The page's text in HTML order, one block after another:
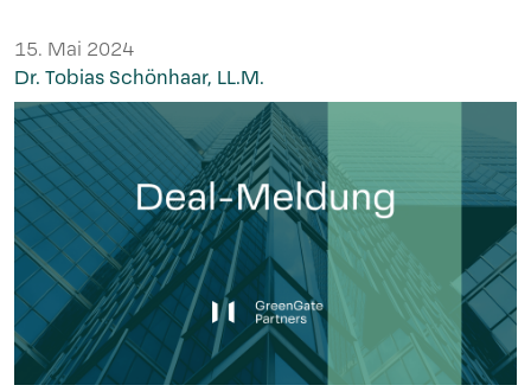
15. Mai 2024
Dr. Tobias Schönhaar, LL.M.